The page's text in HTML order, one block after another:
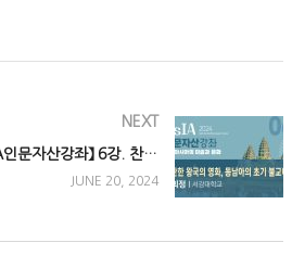
NEXT
【2024년 AsIA인문자산강좌】 6강. 찬란한 왕국의 영화, 동남아의 초기 불교미술
JUNE 20, 2024